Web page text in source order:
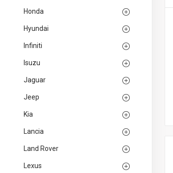
Honda
Hyundai
Infiniti
Isuzu
Jaguar
Jeep
Kia
Lancia
Land Rover
Lexus